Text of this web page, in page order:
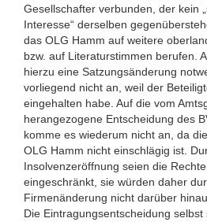
Gesellschafter verbunden, der kein
Interesse“ derselben
das OLG Hamm auf weitere
bzw. auf Literaturstimmen berufen.
hierzu eine Satzungsänderung
vorliegend nicht an, weil der
eingehalten habe. Auf die vom
herangezogene Entscheidung des
komme es wiederum nicht an, da
OLG Hamm nicht einschlägig ist.
Insolvenzeröffnung seien die
eingeschränkt, sie würden daher
Firmenänderung nicht darüber
Die Eintragungsentscheidung selbst